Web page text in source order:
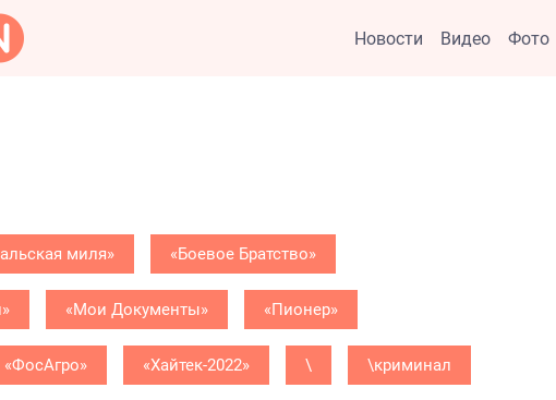
Новости Видео Фото
миля» «Боевое Братство»
«Мои Документы» «Пионер»
«ФосАгро» «Хайтек-2022» \ \криминал